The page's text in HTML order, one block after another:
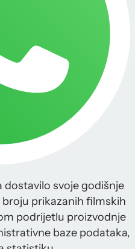
dostavilo svoje godišnje
broju prikazanih filmskih
podrijetlu proizvodnje
baze podataka,